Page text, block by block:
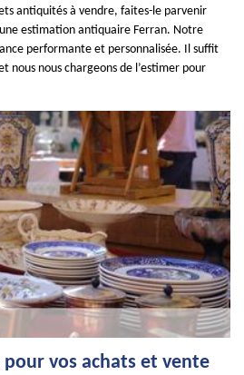
antiquités à vendre, faites-le parvenir
estimation antiquaire Ferran. Notre
performante et personnalisée. Il suffit
nous nous chargeons de l’estimer pour
vos achats et vente